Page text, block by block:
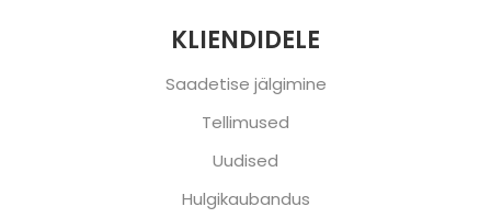
KLIENDIDELE
Saadetise jälgimine
Tellimused
Uudised
Hulgikaubandus